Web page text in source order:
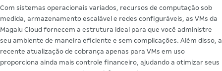
Com sistemas operacionais variados, recursos de computação sob
medida, armazenamento escalável e redes configuráveis, as VMs da
Magalu Cloud fornecem a estrutura ideal para que você administre
seu ambiente de maneira eficiente e sem complicações. Além disso, a
recente atualização de cobrança apenas para VMs em uso
proporciona ainda mais controle financeiro, ajudando a otimizar seus